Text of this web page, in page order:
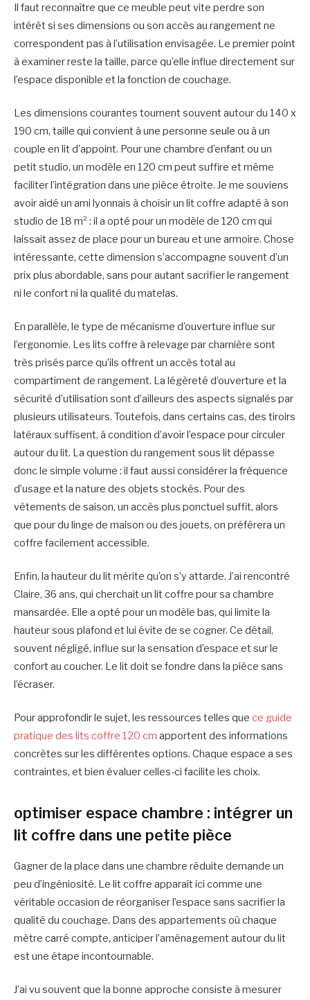
Il faut reconnaître que ce meuble peut vite perdre son
intérêt si ses dimensions ou son accès au rangement ne
correspondent pas à l’utilisation envisagée. Le premier point
à examiner reste la taille, parce qu’elle influe directement sur
l’espace disponible et la fonction de couchage.
Les dimensions courantes tournent souvent autour du 140 x
190 cm, taille qui convient à une personne seule ou à un
couple en lit d’appoint. Pour une chambre d’enfant ou un
petit studio, un modèle en 120 cm peut suffire et même
faciliter l’intégration dans une pièce étroite. Je me souviens
avoir aidé un ami lyonnais à choisir un lit coffre adapté à son
studio de 18 m² : il a opté pour un modèle de 120 cm qui
laissait assez de place pour un bureau et une armoire. Chose
intéressante, cette dimension s’accompagne souvent d’un
prix plus abordable, sans pour autant sacrifier le rangement
ni le confort ni la qualité du matelas.
En parallèle, le type de mécanisme d’ouverture influe sur
l’ergonomie. Les lits coffre à relevage par charnière sont
très prisés parce qu’ils offrent un accès total au
compartiment de rangement. La légèreté d’ouverture et la
sécurité d’utilisation sont d’ailleurs des aspects signalés par
plusieurs utilisateurs. Toutefois, dans certains cas, des tiroirs
latéraux suffisent, à condition d’avoir l’espace pour circuler
autour du lit. La question du rangement sous lit dépasse
donc le simple volume : il faut aussi considérer la fréquence
d’usage et la nature des objets stockés. Pour des
vêtements de saison, un accès plus ponctuel suffit, alors
que pour du linge de maison ou des jouets, on préférera un
coffre facilement accessible.
Enfin, la hauteur du lit mérite qu’on s’y attarde. J’ai rencontré
Claire, 36 ans, qui cherchait un lit coffre pour sa chambre
mansardée. Elle a opté pour un modèle bas, qui limite la
hauteur sous plafond et lui évite de se cogner. Ce détail,
souvent négligé, influe sur la sensation d’espace et sur le
confort au coucher. Le lit doit se fondre dans la pièce sans
l’écraser.
Pour approfondir le sujet, les ressources telles que ce guide
pratique des lits coffre 120 cm apportent des informations
concrètes sur les différentes options. Chaque espace a ses
contraintes, et bien évaluer celles-ci facilite les choix.
optimiser espace chambre : intégrer un
lit coffre dans une petite pièce
Gagner de la place dans une chambre réduite demande un
peu d’ingéniosité. Le lit coffre apparaît ici comme une
véritable occasion de réorganiser l’espace sans sacrifier la
qualité du couchage. Dans des appartements où chaque
mètre carré compte, anticiper l’aménagement autour du lit
est une étape incontournable.
J’ai vu souvent que la bonne approche consiste à mesurer